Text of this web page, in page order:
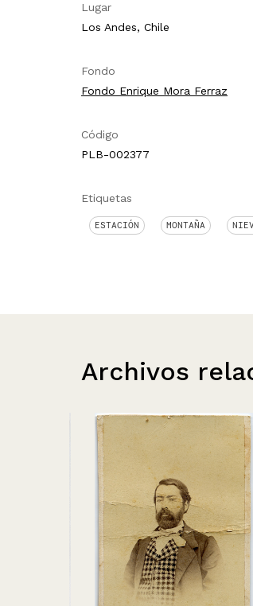
Lugar
Los Andes, Chile
Fondo
Fondo Enrique Mora Ferraz
Código
PLB-002377
Etiquetas
ESTACIÓN MONTAÑA
Archivos